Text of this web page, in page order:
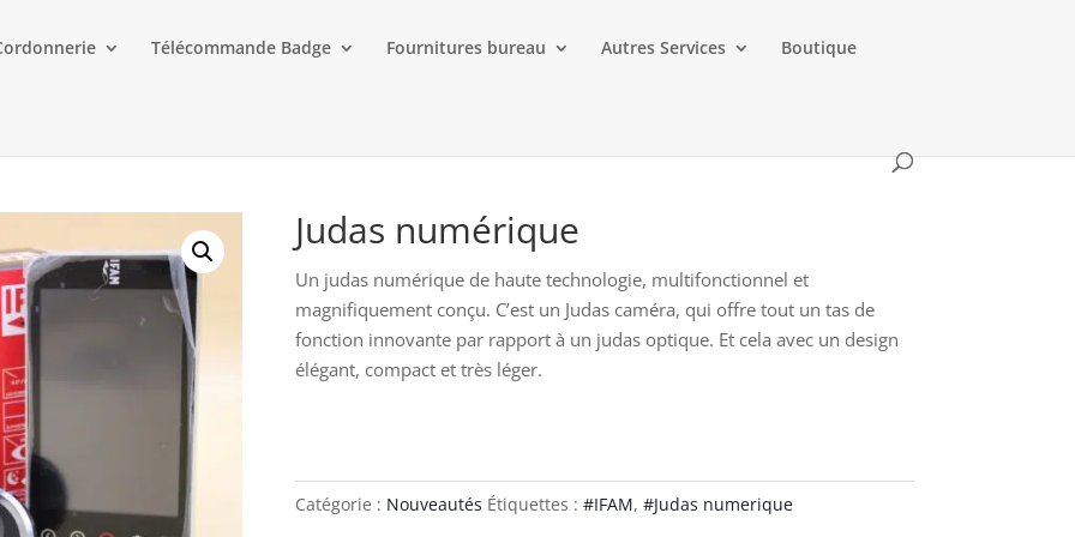
Télécommande Badge Fournitures bureau Autres Services Boutique
Judas numérique
Un judas numérique de haute technologie, multifonctionnel et
magnifiquement conçu. C’est un Judas caméra, qui offre tout un tas de
fonction innovante par rapport à un judas optique. Et cela avec un design
élégant, compact et très léger.
Catégorie : Nouveautés Étiquettes : #IFAM, #Judas numerique